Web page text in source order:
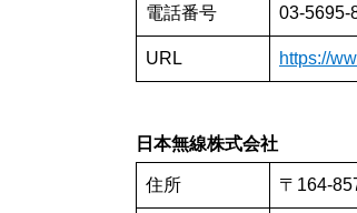
電話番号 03-5695-
URL https://
日本無線株式会社
住所 〒164-